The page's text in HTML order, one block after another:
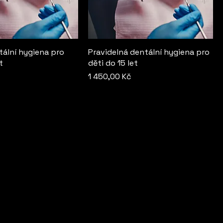
hygiena pro
Pravidelná dentální hygiena pro
děti do 15 let
Cena
1 450,00 Kč